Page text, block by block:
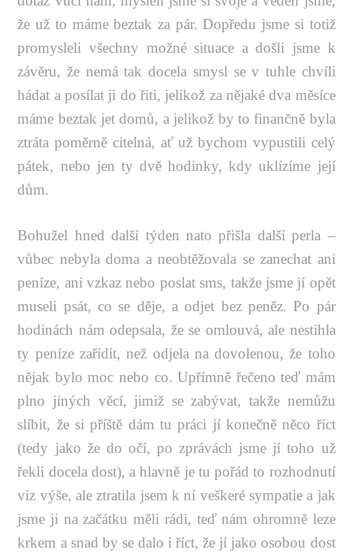
že už to máme beztak za pár. Dopředu jsme si totiž
promysleli všechny možné situace a došli jsme k
závěru, že nemá tak docela smysl se v tuhle chvíli
hádat a posílat ji do řiti, jelikož za nějaké dva měsíce
máme beztak jet domů, a jelikož by to finančně byla
ztráta poměrně citelná, ať už bychom vypustili celý
pátek, nebo jen ty dvě hodinky, kdy uklízíme její
dům.
Bohužel hned další týden nato přišla další perla –
vůbec nebyla doma a neobtěžovala se zanechat ani
peníze, ani vzkaz nebo poslat sms, takže jsme jí opět
museli psát, co se děje, a odjet bez peněz. Po pár
hodinách nám odepsala, že se omlouvá, ale nestihla
ty peníze zařídit, než odjela na dovolenou, že toho
nějak bylo moc nebo co. Upřímně řečeno teď mám
plno jiných věcí, jimiž se zabývat, takže nemůžu
slíbit, že si příště dám tu práci jí konečně něco říct
(tedy jako že do očí, po zprávách jsme jí toho už
řekli docela dost), a hlavně je tu pořád to rozhodnutí
viz výše, ale ztratila jsem k ní veškeré sympatie a jak
jsme ji na začátku měli rádi, teď nám ohromně leze
krkem a snad by se dalo i říct, že jí jako osobou dost